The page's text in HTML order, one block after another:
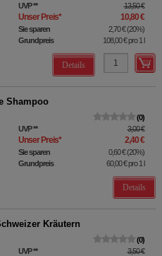
UVP** 13,50 €
Unser Preis* 10,80 €
Sie sparen 2,70 €(20%)
Grundpreis
108,00 €pro 1 l
Details
Shampoo
0
UVP** 3,00 €
Unser Preis* 2,40 €
Sie sparen 0,60 €(20%)
Grundpreis
60,00 €pro 1 l
Details
Kräutern
0
UVP** 3,50 €